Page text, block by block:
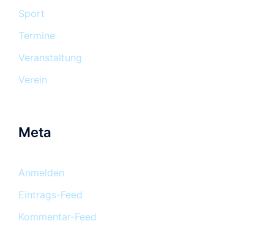
Sport
Termine
Veranstaltung
Verein
Meta
Anmelden
Eintrags-Feed
Kommentar-Feed